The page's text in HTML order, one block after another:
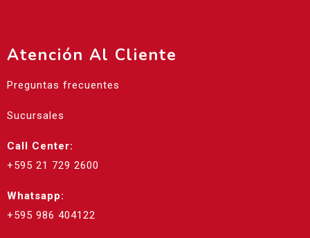
Atención Al Cliente
Preguntas frecuentes
Sucursales
Call Center:
+595 21 729 2600
Whatsapp:
+595 986 404122